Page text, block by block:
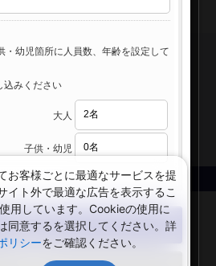
海外ホテル検索
プライバシーポリシー
ニュースリリース
サイトマップ
AGENCY Co.,LTD. All rights reserved.
・幼児箇所に人員数、年齢を設定して
みください
大人
子供・幼児
検索する
閉じる
お客様ごとに最適なサービスを提
イト外で最適な広告を表示するこ
用しています。Cookieの使用に
同意するを選択してください。詳
リシーをご確認ください。